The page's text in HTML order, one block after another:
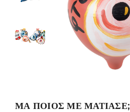
ΜΑ ΠΟΙΟΣ ΜΕ ΜΑΤΙΑΣΕ;